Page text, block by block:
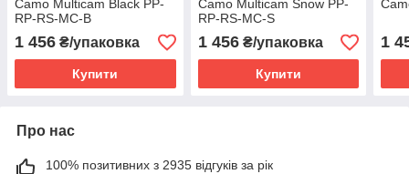
Camo Multicam Black PP-
RP-RS-MC-B
1 456 ₴/упаковка
Купити
Camo Multicam Snow PP-
RP-RS-MC-S
1 456₴/упаковка
Купити
1
Про нас
100% позитивних з 2935 відгуків за рік